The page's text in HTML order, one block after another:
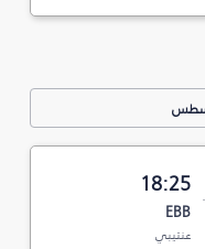
18:25
EBB
عنتيبي